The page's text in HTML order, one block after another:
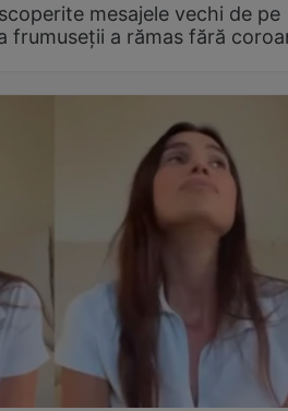
mesajele vechi de pe
frumuseții a rămas fără